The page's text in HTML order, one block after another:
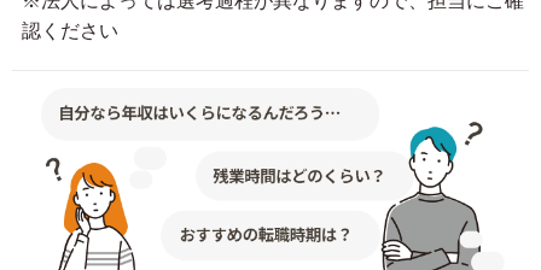
認ください